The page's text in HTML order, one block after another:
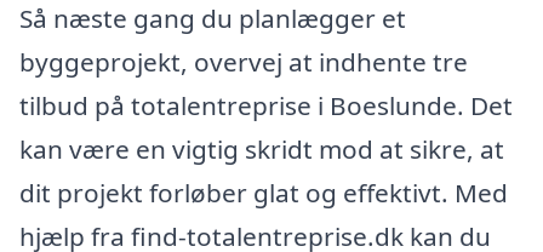
Så næste gang du planlægger et
byggeprojekt, overvej at indhente tre
tilbud på totalentreprise i Boeslunde. Det
kan være en vigtig skridt mod at sikre, at
dit projekt forløber glat og effektivt. Med
hjælp fra find-totalentreprise.dk kan du